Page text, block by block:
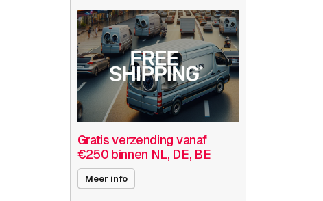
Gratis verzending vanaf
€250 binnen NL, DE, BE
Meer info